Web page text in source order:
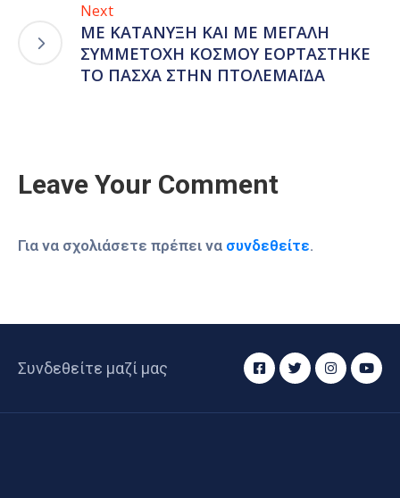
Next
ΜΕ ΚΑΤΑΝΥΞΗ ΚΑΙ ΜΕ ΜΕΓΑΛΗ
ΣΥΜΜΕΤΟΧΗ ΚΟΣΜΟΥ ΕΟΡΤΑΣΤΗΚΕ
ΤΟ ΠΑΣΧΑ ΣΤΗΝ ΠΤΟΛΕΜΑΪΔΑ
Leave Your Comment
Για να σχολιάσετε πρέπει να συνδεθείτε.
Συνδεθείτε μαζί μας